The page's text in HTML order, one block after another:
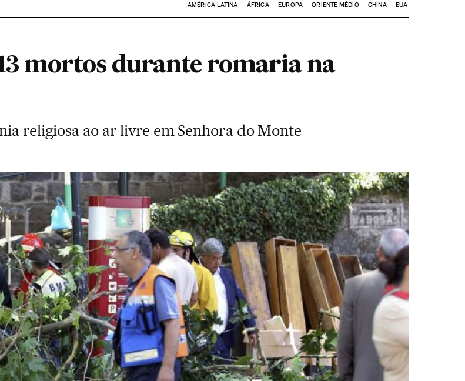
AMÉRICA LATINA ÁFRICA EUROPA ORIENTE MÉDIO CHINA EUA
mortos durante romaria na
religiosa ao ar livre em Senhora do Monte